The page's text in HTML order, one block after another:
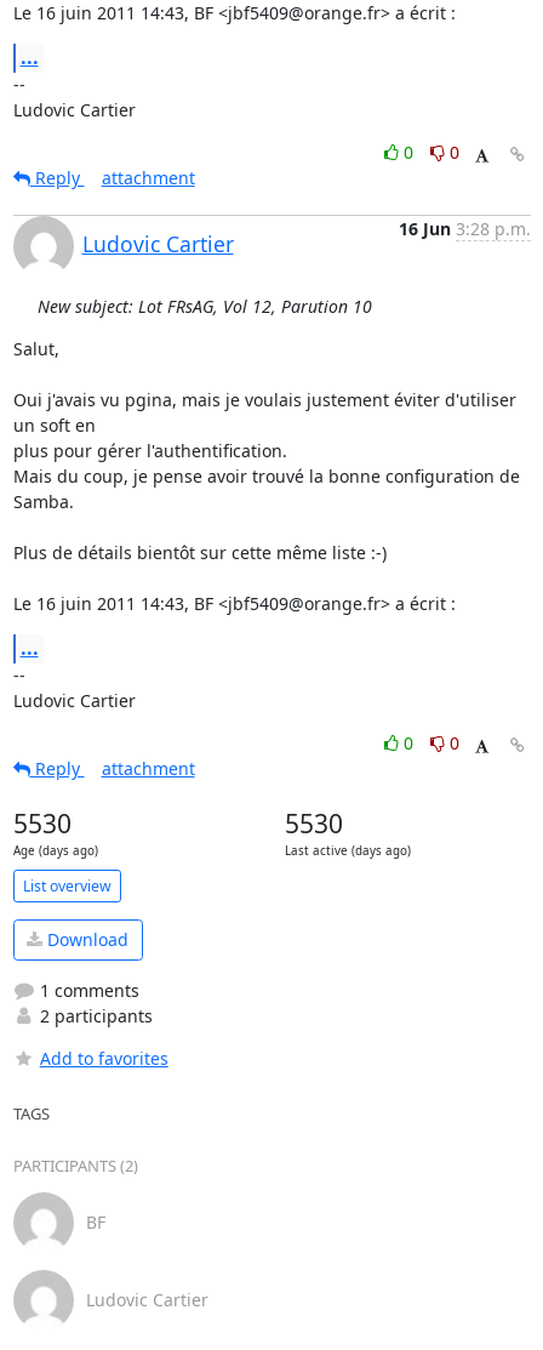
Le 16 juin 2011 14:43, BF <jbf5409@orange.fr> a écrit :
...
--
Ludovic Cartier
0
0
Reply
attachment
Ludovic Cartier
16 Jun 3:28 p.m.
New subject: Lot FRsAG, Vol 12, Parution 10
Salut,
Oui j'avais vu pgina, mais je voulais justement éviter d'utiliser
un soft en
plus pour gérer l'authentification.
Mais du coup, je pense avoir trouvé la bonne configuration de
Samba.
Plus de détails bientôt sur cette même liste :-)
Le 16 juin 2011 14:43, BF <jbf5409@orange.fr> a écrit :
...
--
Ludovic Cartier
0
0
Reply
attachment
5530
Age (days ago)
5530
Last active (days ago)
List overview
Download
1 comments
2 participants
Add to favorites
TAGS
PARTICIPANTS (2)
BF
Ludovic Cartier